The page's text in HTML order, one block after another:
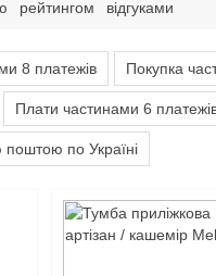
рейтингом відгуками
8 платежів Покупка
Плати частинами 6
по Україні